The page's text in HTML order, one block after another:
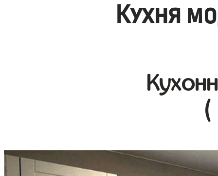
Кухня
(